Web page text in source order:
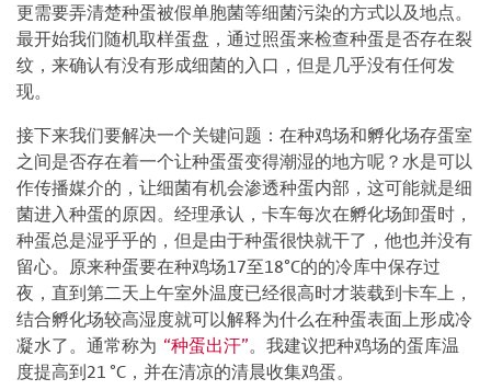
更需要弄清楚种蛋被假单胞菌等细菌污染的方式以及地点。
最开始我们随机取样蛋盘，通过照蛋来检查种蛋是否存在裂
纹，来确认有没有形成细菌的入口，但是几乎没有任何发
现。
接下来我们要解决一个关键问题：在种鸡场和孵化场存蛋室
之间是否存在着一个让种蛋蛋变得潮湿的地方呢？水是可以
作传播媒介的，让细菌有机会渗透种蛋内部，这可能就是细
菌进入种蛋的原因。经理承认，卡车每次在孵化场卸蛋时，
种蛋总是湿乎乎的，但是由于种蛋很快就干了，他也并没有
留心。原来种蛋要在种鸡场17至18°C的的冷库中保存过
夜，直到第二天上午室外温度已经很高时才装载到卡车上，
结合孵化场较高湿度就可以解释为什么在种蛋表面上形成冷
凝水了。通常称为 “种蛋出汗”。我建议把种鸡场的蛋库温
度提高到21 °C，并在清凉的清晨收集鸡蛋。